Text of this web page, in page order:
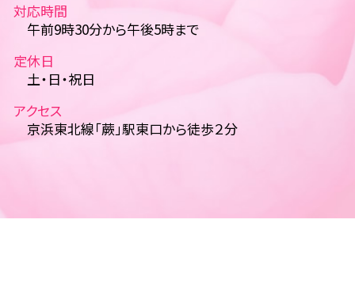
対応時間
午前9時30分から午後5時まで
定休日
土・日・祝日
アクセス
京浜東北線「蕨」駅東口から徒歩２分